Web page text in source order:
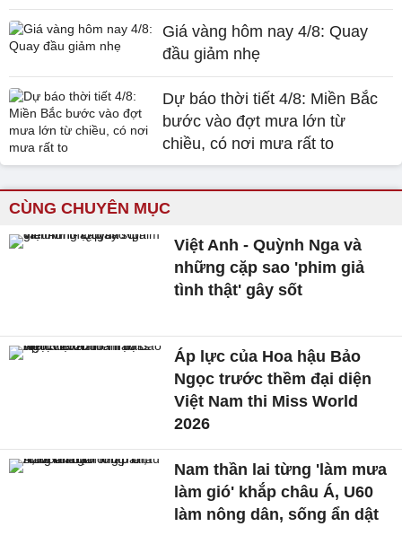
Giá vàng hôm nay 4/8: Quay
đầu giảm nhẹ
Dự báo thời tiết 4/8: Miền Bắc
bước vào đợt mưa lớn từ
chiều, có nơi mưa rất to
CÙNG CHUYÊN MỤC
Việt Anh - Quỳnh Nga và
những cặp sao 'phim giả
tình thật' gây sốt
Áp lực của Hoa hậu Bảo
Ngọc trước thềm đại diện
Việt Nam thi Miss World
2026
Nam thần lai từng 'làm mưa
làm gió' khắp châu Á, U60
làm nông dân, sống ẩn dật